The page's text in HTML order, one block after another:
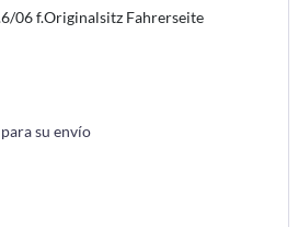
06 f.Originalsitz Fahrerseite
su envío